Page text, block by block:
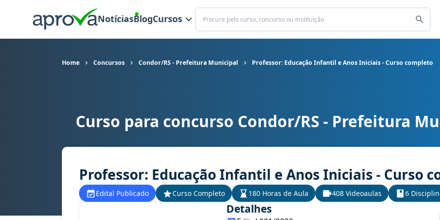
NotíciasBlogCursos
Buscar
Home Concursos Condor/RS - Prefeitura Municipal Professor: Educação Infantil e Anos Iniciais - Curso completo
Curso para concurso Condor/RS - Prefeitura Municipal cargo Professor: Educação Infantil e Anos Iniciais - Curso
Curso para concurso Condor/RS - Prefeitura
Professor: Educação Infantil e Anos Iniciais - Curso
Edital Publicado Curso Completo 180 Horas de Aula 408 Videoaulas 6
Detalhes